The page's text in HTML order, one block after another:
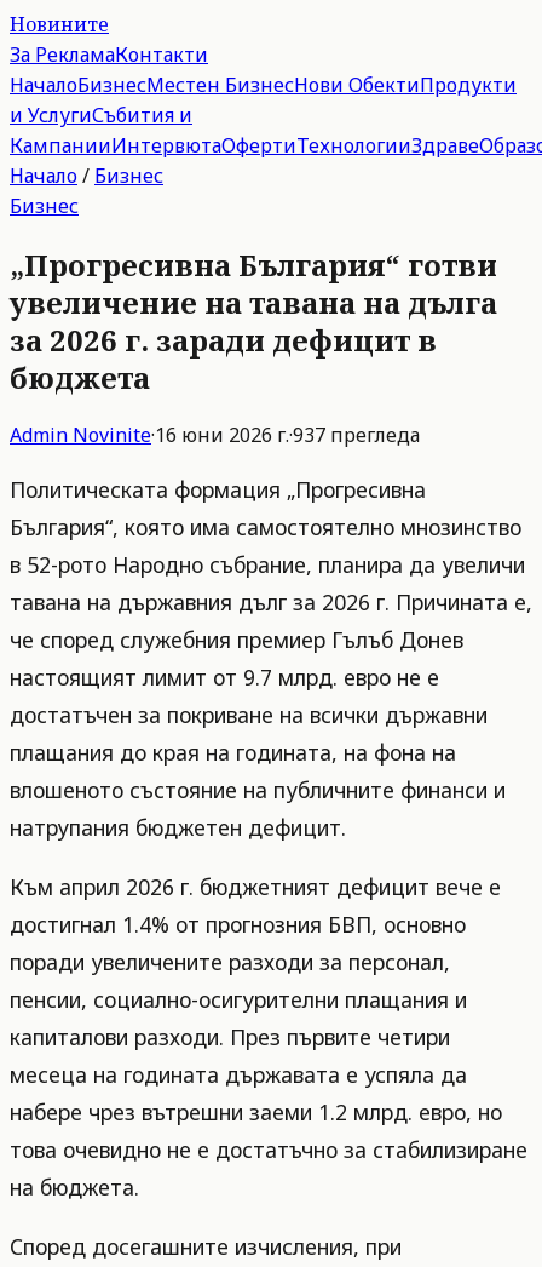
Новините
За РекламаКонтакти
НачалоБизнесМестен БизнесНови ОбектиПродукти
и УслугиСъбития и
КампанииИнтервютаОфертиТехнологииЗдраве
Начало/ Бизнес
Бизнес
„Прогресивна България“ готви
увеличение на тавана на дълга
за 2026 г. заради дефицит в
бюджета
Admin Novinite·16 юни 2026 г.·937 прегледа
Политическата формация „Прогресивна
България“, която има самостоятелно мнозинство
в 52-рото Народно събрание, планира да увеличи
тавана на държавния дълг за 2026 г. Причината е,
че според служебния премиер Гълъб Донев
настоящият лимит от 9.7 млрд. евро не е
достатъчен за покриване на всички държавни
плащания до края на годината, на фона на
влошеното състояние на публичните финанси и
натрупания бюджетен дефицит.
Към април 2026 г. бюджетният дефицит вече е
достигнал 1.4% от прогнозния БВП, основно
поради увеличените разходи за персонал,
пенсии, социално-осигурителни плащания и
капиталови разходи. През първите четири
месеца на годината държавата е успяла да
набере чрез вътрешни заеми 1.2 млрд. евро, но
това очевидно не е достатъчно за стабилизиране
на бюджета.
Според досегашните изчисления, при